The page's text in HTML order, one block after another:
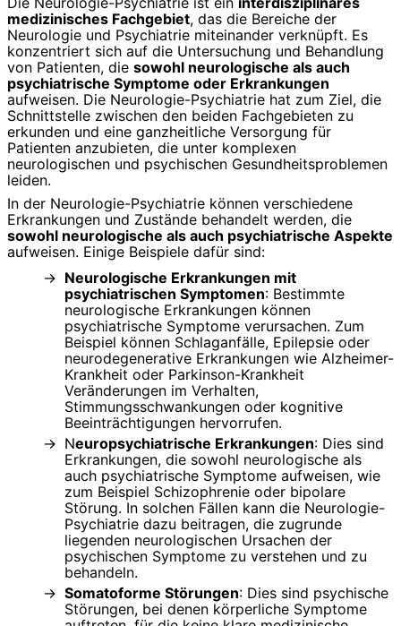
medizinisches Fachgebiet, das die Bereiche der
Neurologie und Psychiatrie miteinander verknüpft. Es
konzentriert sich auf die Untersuchung und Behandlung
von Patienten, die sowohl neurologische als auch
psychiatrische Symptome oder Erkrankungen
aufweisen. Die Neurologie-Psychiatrie hat zum Ziel, die
Schnittstelle zwischen den beiden Fachgebieten zu
erkunden und eine ganzheitliche Versorgung für
Patienten anzubieten, die unter komplexen
neurologischen und psychischen Gesundheitsproblemen
leiden.
In der Neurologie-Psychiatrie können verschiedene
Erkrankungen und Zustände behandelt werden, die
sowohl neurologische als auch psychiatrische Aspekte
aufweisen. Einige Beispiele dafür sind:
Neurologische Erkrankungen mit
psychiatrischen Symptomen: Bestimmte
neurologische Erkrankungen können
psychiatrische Symptome verursachen. Zum
Beispiel können Schlaganfälle, Epilepsie oder
neurodegenerative Erkrankungen wie Alzheimer-
Krankheit oder Parkinson-Krankheit
Veränderungen im Verhalten,
Stimmungsschwankungen oder kognitive
Beeinträchtigungen hervorrufen.
Neuropsychiatrische Erkrankungen: Dies sind
Erkrankungen, die sowohl neurologische als
auch psychiatrische Symptome aufweisen, wie
zum Beispiel Schizophrenie oder bipolare
Störung. In solchen Fällen kann die Neurologie-
Psychiatrie dazu beitragen, die zugrunde
liegenden neurologischen Ursachen der
psychischen Symptome zu verstehen und zu
behandeln.
Somatoforme Störungen: Dies sind psychische
Störungen, bei denen körperliche Symptome